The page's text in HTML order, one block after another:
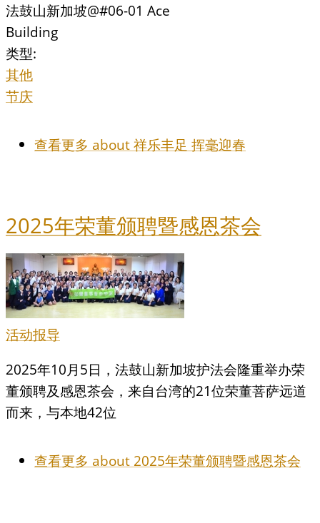
法鼓山新加坡@#06-01 Ace
Building
类型:
其他
节庆
查看更多 about 祥乐丰足 挥毫迎春
2025年荣董颁聘暨感恩茶会
活动报导
2025年10月5日，法鼓山新加坡护法会隆重举办荣
董颁聘及感恩茶会，来自台湾的21位荣董菩萨远道
而来，与本地42位
查看更多 about 2025年荣董颁聘暨感恩茶会